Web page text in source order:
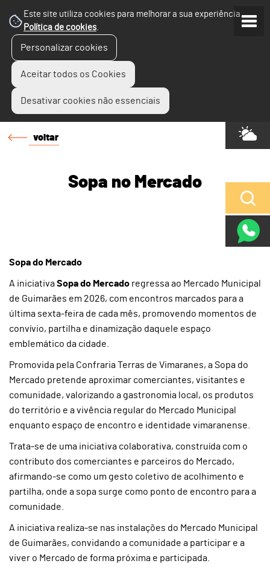
Este site utiliza cookies para melhorar a sua experiência.
Política de cookies.
Personalizar cookies
Aceitar todos os Cookies
Desativar cookies não essenciais
voltar
Sopa no Mercado
Sopa do Mercado
A iniciativaSopa do Mercado regressa ao Mercado Municipal
de Guimarães em 2026, com encontros marcados para a
última sexta-feira de cada mês, promovendo momentos de
convívio, partilha e dinamização daquele espaço
emblemático da cidade.
Promovida pela Confraria Terras de Vimaranes, a Sopa do
Mercado pretende aproximar comerciantes, visitantes e
comunidade, valorizando a gastronomia local, os produtos
do território e a vivência regular do Mercado Municipal
enquanto espaço de encontro e identidade vimaranense.
Trata-se de uma iniciativa colaborativa, construída com o
contributo dos comerciantes e parceiros do Mercado,
afirmando-se como um gesto coletivo de acolhimento e
partilha, onde a sopa surge como ponto de encontro para a
comunidade.
A iniciativa realiza-se nas instalações do Mercado Municipal
de Guimarães, convidando a comunidade a participar e a
viver o Mercado de forma próxima e participada.